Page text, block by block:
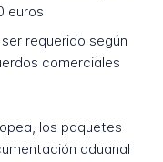
euros
requerido según
comerciales
los paquetes
aduanal